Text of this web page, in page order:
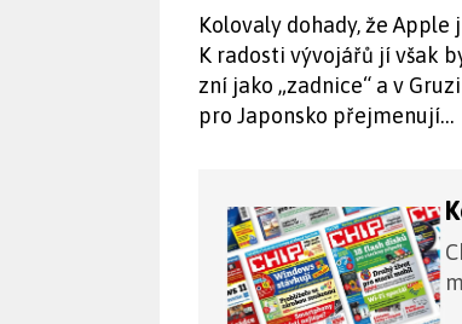
Kolovaly dohady, že
K radosti vývojářů jí však
zní jako „zadnice“ a v
pro Japonsko přejmenují…